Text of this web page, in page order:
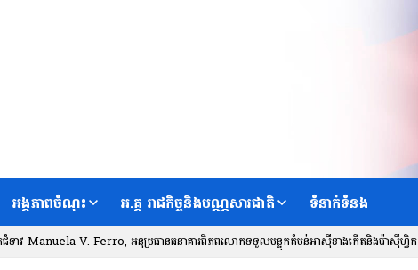
អង្គភាពចំណុះ អ.គ្គ រាជកិច្ចនិងបណ្ណសារជាតិ ទំនាក់ទំនង
កជំទាវ Manuela V. Ferro, អនុប្រធានធនាគារពិភពលោកទទួលបន្ទុកតំបន់អាស៊ីខាងកើតនិងប៉ាស៊ីហ្វិក